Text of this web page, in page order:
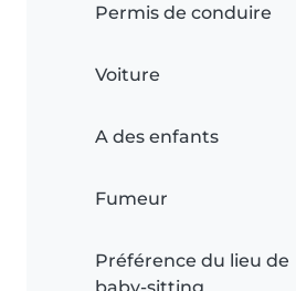
Permis de conduire
Voiture
A des enfants
Fumeur
Préférence du lieu de
baby-sitting